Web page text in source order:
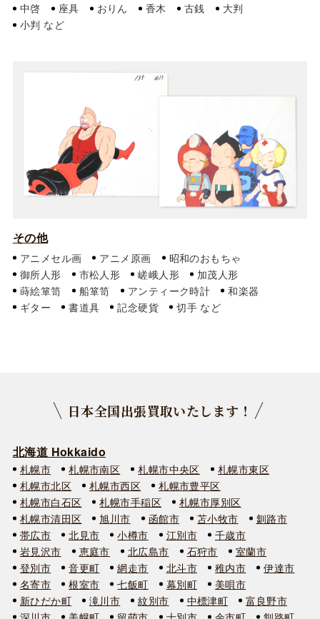
中啓
座具 おりん 香木 古銭
大判
小判
その他
アニメセル画 アニメ原画
昭和のおもちゃ
御所人形
市松人形 嵯峨人形
加茂人形
蒔絵箪笥
船箪笥 アンティーク時計
和楽器
ギター
書道具 記念硬貨 切手
日本全国出張買取いたします！
北海道 Hokkaido
札幌市 札幌市南区 札幌市中央区
札幌市東区
札幌市北区
札幌市西区
札幌市豊平区
札幌市白石区
札幌市手稲区
札幌市厚別区
札幌市清田区
旭川市 函館市 苫小牧市
釧路市
帯広市
北見市 小樽市 江別市
千歳市
岩見沢市
恵庭市 北広島市 石狩市
室蘭市
登別市
音更町 網走市 北斗市 稚内市
伊達市
名寄市
根室市 七飯町 幕別町
美唄市
新ひだか町
滝川市 紋別市 中標津町
富良野市